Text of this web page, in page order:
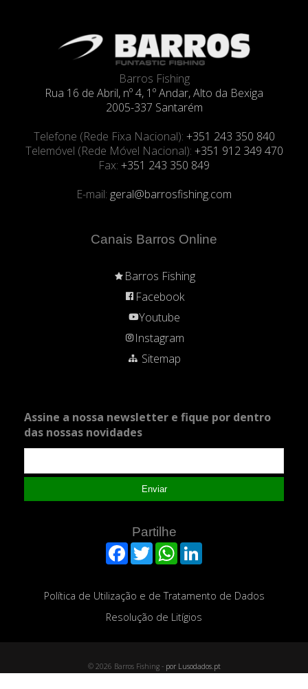
Barros Fishing
Rua 16 de Abril, nº 4, 1º Andar, Alto da Bexiga
2005-337 Santarém
Telefone (Rede Fixa Nacional): +351 243 350 840
Telemóvel (Rede Móvel Nacional): +351 912 349 470
Fax: +351 243 350 849
E-mail: geral@barrosfishing.com
Canais Barros Online
Barros Fishing
Facebook
Youtube
Instagram
Sitemap
Assine a nossa newsletter e fique por dentro
das nossas novidades
Enviar
Partilhe
Facebook
TwitterWhatsApp
Política de Utilização e de Tratamento de Dados
Resolução de Litígios
© 2026 Barros Fishing - por Lusodados.pt